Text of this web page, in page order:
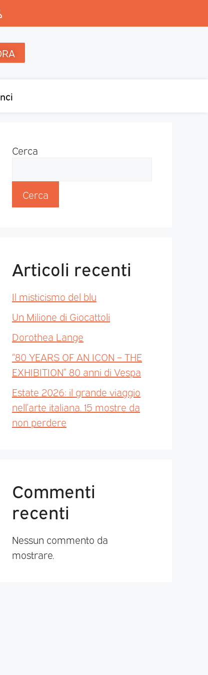
Cerca
Cerca
Articoli recenti
Il misticismo del blu
Un Milione di Giocattoli
Dorothea Lange
“80 YEARS OF AN ICON – THE
EXHIBITION” 80 anni di Vespa
Estate 2026: il grande viaggio
nell’arte italiana. 15 mostre da
non perdere
Commenti
recenti
Nessun commento da
mostrare.